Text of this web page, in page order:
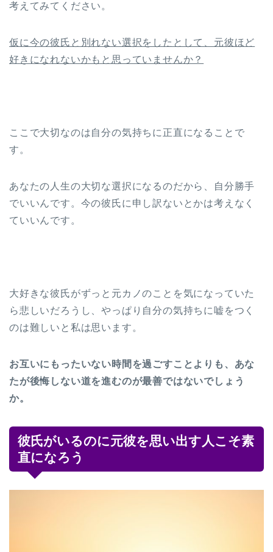
考えてみてください。
仮に今の彼氏と別れない選択をしたとして、元彼ほど
好きになれないかもと思っていませんか？
ここで大切なのは自分の気持ちに正直になることで
す。
あなたの人生の大切な選択になるのだから、自分勝手
でいいんです。今の彼氏に申し訳ないとかは考えなく
ていいんです。
大好きな彼氏がずっと元カノのことを気になっていた
ら悲しいだろうし、やっぱり自分の気持ちに嘘をつく
のは難しいと私は思います。
お互いにもったいない時間を過ごすことよりも、あな
たが後悔しない道を進むのが最善ではないでしょう
か。
彼氏がいるのに元彼を思い出す人こそ素
直になろう